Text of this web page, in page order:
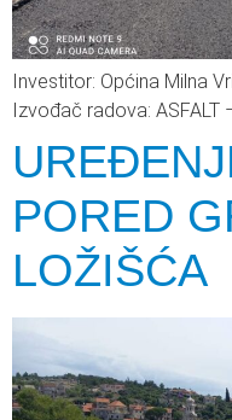
Investitor: Općina Milna
Izvođač radova: ASFALT
PORED
LOŽIŠĆA